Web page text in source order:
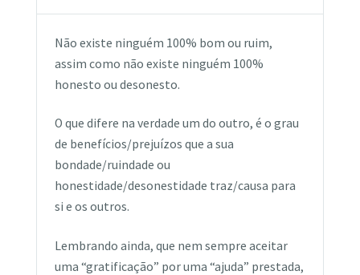
Não existe ninguém 100% bom ou ruim,
assim como não existe ninguém 100%
honesto ou desonesto.
O que difere na verdade um do outro, é o grau
de benefícios/prejuízos que a sua
bondade/ruindade ou
honestidade/desonestidade traz/causa para
si e os outros.
Lembrando ainda, que nem sempre aceitar
uma “gratificação” por uma “ajuda” prestada,